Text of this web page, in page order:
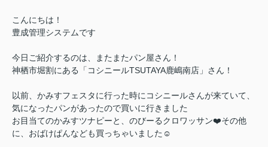
こんにちは！
豊成管理システムです
今日ご紹介するのは、またまたパン屋さん！
神栖市堀割にある「コシニールTSUTAYA鹿嶋南店」さん！
以前、かみすフェスタに行った時にコシニールさんが来ていて、
気になったパンがあったので買いに行きました
お目当てのかみすツナピーと、のびーるクロワッサン❤️その他
に、おばけぱんなども買っちゃいました☺️